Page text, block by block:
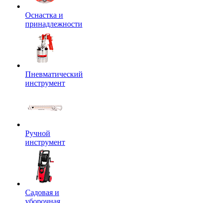
Оснастка и
принадлежности
Пневматический
инструмент
Ручной
инструмент
Садовая и
уборочная